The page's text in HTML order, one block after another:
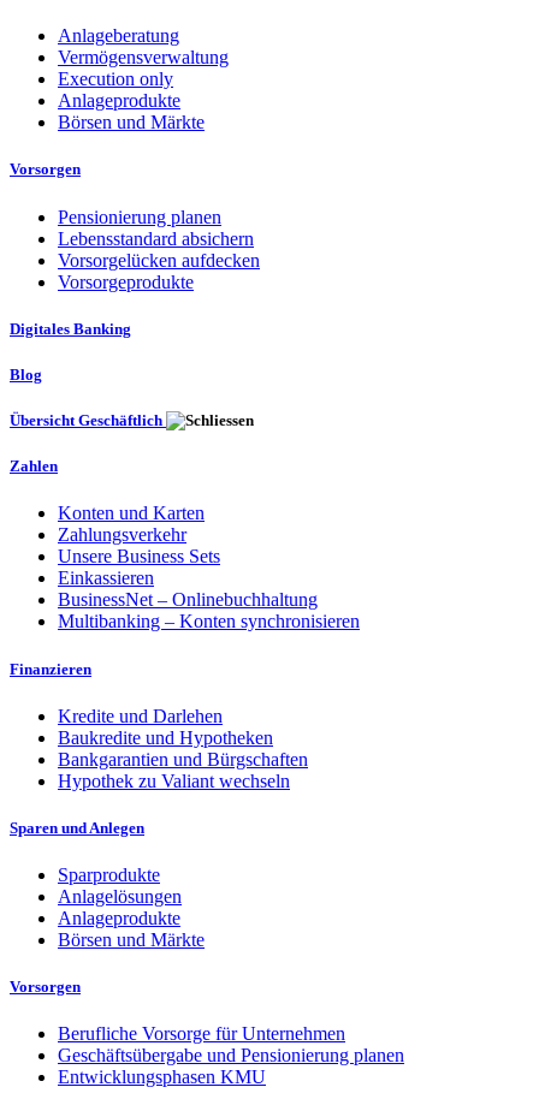
Anlageberatung
Vermögensverwaltung
Execution only
Anlageprodukte
Börsen und Märkte
Vorsorgen
Pensionierung planen
Lebensstandard absichern
Vorsorgelücken aufdecken
Vorsorgeprodukte
Digitales Banking
Blog
Übersicht Geschäftlich
Zahlen
Konten und Karten
Zahlungsverkehr
Unsere Business Sets
Einkassieren
BusinessNet – Onlinebuchhaltung
Multibanking – Konten synchronisieren
Finanzieren
Kredite und Darlehen
Baukredite und Hypotheken
Bankgarantien und Bürgschaften
Hypothek zu Valiant wechseln
Sparen und Anlegen
Sparprodukte
Anlagelösungen
Anlageprodukte
Börsen und Märkte
Vorsorgen
Berufliche Vorsorge für Unternehmen
Geschäftsübergabe und Pensionierung planen
Entwicklungsphasen KMU